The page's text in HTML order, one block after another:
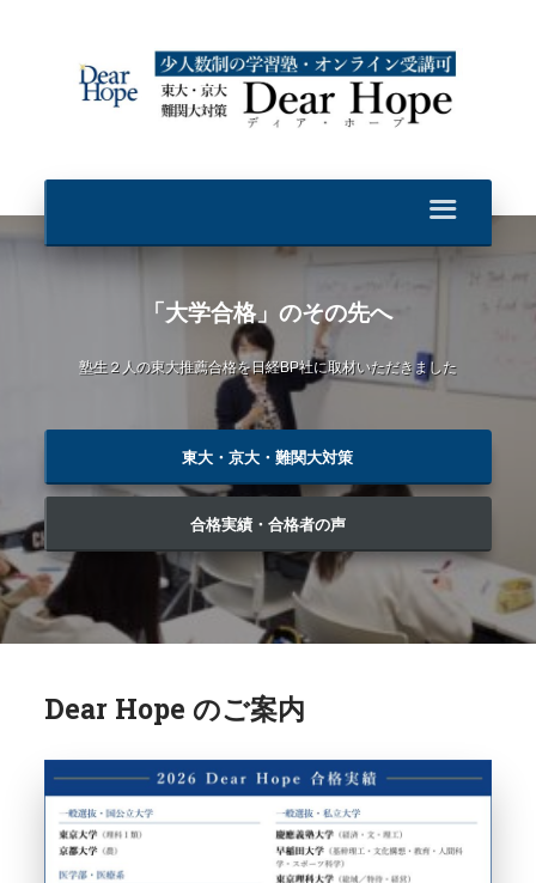
「大学合格」のその先へ
塾生２人の東大推薦合格を日経BP社に取材いただきました
東大・京大・難関大対策
合格実績・合格者の声
Dear Hope のご案内